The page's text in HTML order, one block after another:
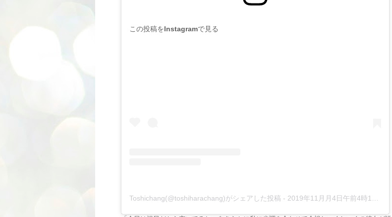
この投稿をInstagramで見る
Toshichang(@toshiharachang)がシェアした投稿 - 2019年11月月4日午前4時19分PST